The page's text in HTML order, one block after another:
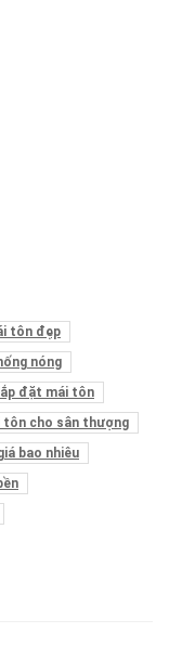
tôn đẹp
nóng
lắp đặt mái tôn
tôn cho sân thượng
bao nhiêu